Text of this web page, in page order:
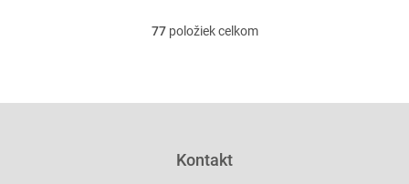
O
d
i
77položiek celkom
Kontakt